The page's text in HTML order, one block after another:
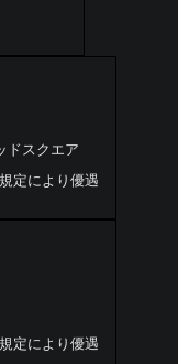
ドスクエア
定により優遇
定により優遇